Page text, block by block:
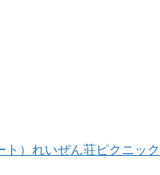
ト）れいぜん荘ピクニッ